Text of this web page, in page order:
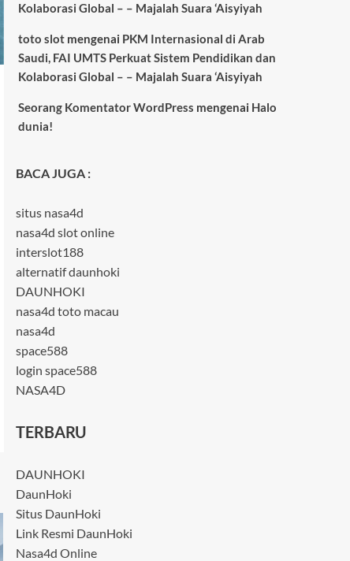
Kolaborasi Global – – Majalah Suara ‘Aisyiyah
toto slotmengenai PKM Internasional di Arab
Saudi, FAI UMTS Perkuat Sistem Pendidikan dan
Kolaborasi Global – – Majalah Suara ‘Aisyiyah
Seorang Komentator WordPress mengenai Halo
dunia!
BACA JUGA :
situs nasa4d
nasa4d slot online
interslot188
alternatif daunhoki
DAUNHOKI
nasa4d toto macau
nasa4d
space588
login space588
NASA4D
TERBARU
DAUNHOKI
DaunHoki
Situs DaunHoki
Link Resmi DaunHoki
Nasa4d Online